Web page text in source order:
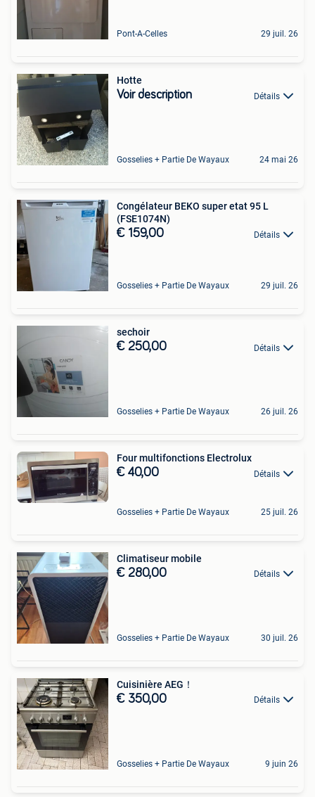
Pont-A-Celles 29 juil. 26
Hotte
Voir description Détails
Gosselies + Partie De Wayaux 24 mai 26
Congélateur BEKO super etat 95 L
(FSE1074N)
€ 159,00 Détails
Gosselies + Partie De Wayaux 29 juil. 26
sechoir
€ 250,00 Détails
Gosselies + Partie De Wayaux 26 juil. 26
Four multifonctions Electrolux
€ 40,00 Détails
Gosselies + Partie De Wayaux 25 juil. 26
Climatiseur mobile
€ 280,00 Détails
Gosselies + Partie De Wayaux 30 juil. 26
Cuisinière AEG！
€ 350,00 Détails
Gosselies + Partie De Wayaux 9 juin 26